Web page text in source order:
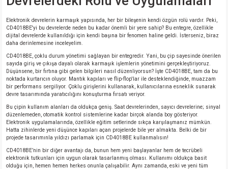
Elektronik devrelerin karmaşık yapısında, her bir bileşenin kendi özgün rolü vardır. Peki,
CD4018BE'yi bu devrelerde neden bu kadar önemli bir yere sahip? Bu entegre, özellikle
dijital devrelerde kullanıldığı için kendi başına bir fenomen haline geldi. İsterseniz, biraz
daha derinlemesine inceleyelim.
CD4018BE, çoklu durum yönetimi sağlayan bir entegredir. Yani, bu çip sayesinde önerilen
sayıda giriş ve çıkışa dayalı olarak karmaşık işlemlerin yönetimini gerçekleştiriyoruz.
Düşünsene, bir fırtına gibi gelen bilgileri nasıl düzenliyorsun? İşte CD4018BE, tam da bu
noktada kurtarıcın oluyor. Mantık kapıları ve flip-flop'lar ile desteklendiğinde, muazzam
bir performans sergiliyor. Çoklu girişlerini kullanarak, kullanıcılarına esneklik sunarak
devre tasarımında yaratıcılığını konuşturma fırsatı veriyor.
Bu çipin kullanım alanları da oldukça geniş. Saat devrelerinden, sayıcı devrelerine; sinyal
düzenlemeden, otomatik kontrol sistemlerine kadar birçok alanda boy gösteriyor.
Elektronik uygulamalarında, özellikle eğitim setlerinde sıkça karşılaşmanız mümkün.
Hatta zihinlerde yeni düşünce kapıları açan projelerde bile yer almakta. Belki de bir
projede tasarımınla yıldızı parlamak için CD4018BE kullanmalısın!
CD4018BE’nin bir diğer avantajı da, bunun hem yeni başlayanlar hem de tecrübeli
elektronik tutkunları için uygun olarak tasarlanmış olması. Kullanımı oldukça basit
olduğu için, hemen hemen herkes onunla çalışabilir. Aynı zamanda, eski ve yeni tüm